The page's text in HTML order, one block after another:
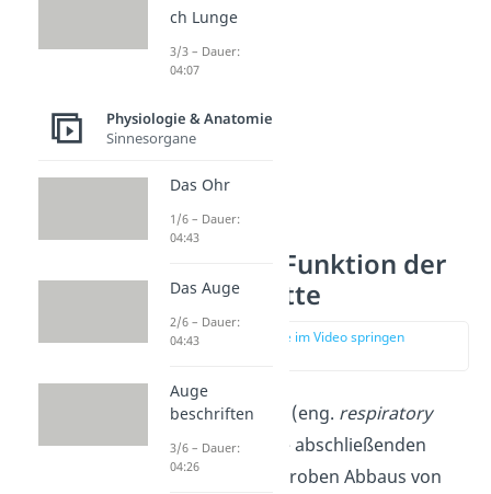
Ablauf und Funktion der
Atmungskette
zur Stelle im Video springen
Die Atmungskette (eng. respiratory
chain) umfasst die abschließenden
Reaktionen des aeroben Abbaus von
ch Lunge
3/3 – Dauer:
04:07
Physiologie & Anatomie
Sinnesorgane
Das Ohr
1/6 – Dauer:
04:43
Das Auge
2/6 – Dauer:
04:43
Auge
beschriften
3/6 – Dauer:
04:26